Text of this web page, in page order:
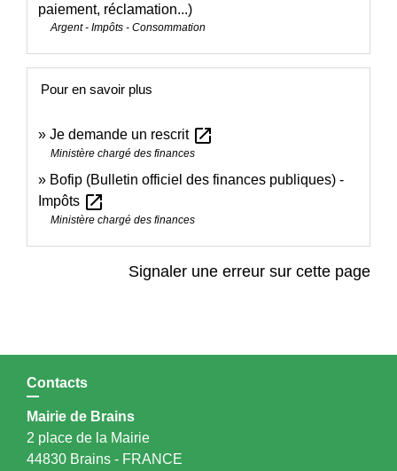
paiement, réclamation...)
Argent - Impôts - Consommation
Pour en savoir plus
Je demande un rescrit open_in_new
Ministère chargé des finances
Bofip (Bulletin officiel des finances publiques) -
Impôts open_in_new
Ministère chargé des finances
Signaler une erreur sur cette page
Contacts
Mairie de Brains
2 place de la Mairie
44830 Brains - FRANCE